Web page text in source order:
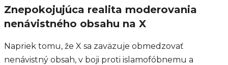
Znepokojujúca realita moderovania
nenávistného obsahu na X
Napriek tomu, že X sa zaväzuje obmedzovať
nenávistný obsah, v boji proti islamofóbnemu a